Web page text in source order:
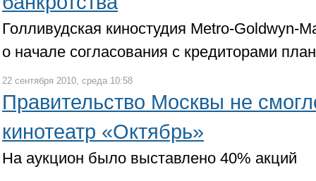
Голливудская киностудия Metro-Goldwyn-
о начале согласования с кредиторами
22 сентября 2010, среда 10:58
Правительство Москвы не
кинотеатр «Октябрь»
На аукцион было выставлено 40% акций